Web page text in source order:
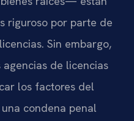
riguroso por parte de
Sin embargo,
agencias de licencias
los factores del
condena penal